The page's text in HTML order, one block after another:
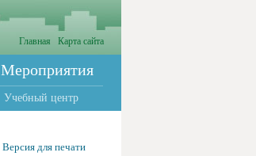
Главная Карта сайта
Мероприятия
Учебный центр
Версия для печати